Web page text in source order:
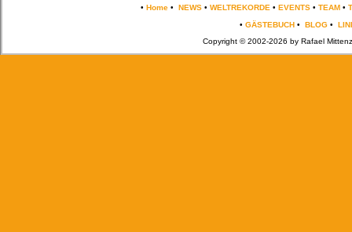
• Home • NEWS • WELTREKORDE • EVENTS • TEAM •
• GÄSTEBUCH• BLOG•
Copyright © 2002-2026 by Rafael